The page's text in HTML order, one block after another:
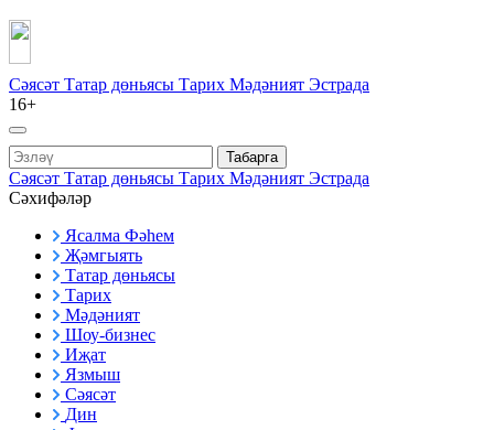
Сәясәт Татар дөньясы Тарих Мәдәният Эстрада
16+
Табарга
Сәясәт Татар дөньясы Тарих Мәдәният Эстрада
Сәхифәләр
Ясалма Фәһем
Җәмгыять
Татар дөньясы
Тарих
Мәдәният
Шоу-бизнес
Иҗат
Язмыш
Сәясәт
Дин